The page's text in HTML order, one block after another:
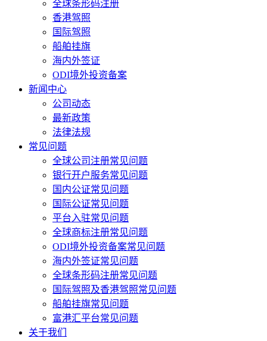
全球条形码注册
香港驾照
国际驾照
船舶挂旗
海内外签证
ODI境外投资备案
新闻中心
公司动态
最新政策
法律法规
常见问题
全球公司注册常见问题
银行开户服务常见问题
国内公证常见问题
国际公证常见问题
平台入驻常见问题
全球商标注册常见问题
ODI境外投资备案常见问题
海内外签证常见问题
全球条形码注册常见问题
国际驾照及香港驾照常见问题
船舶挂旗常见问题
富港汇平台常见问题
关于我们